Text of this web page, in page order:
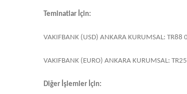
Teminatlar İçin:
VAKIFBANK (USD) ANKARA KURUMSAL:
VAKIFBANK (EURO) ANKARA KURUMSAL:
Diğer İşlemler İçin: